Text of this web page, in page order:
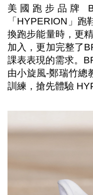
美國跑步品牌
「HYPERION」
換跑步能量時，更
加入，更加完整了
課表表現的需求。
由小旋風-鄭瑞竹總
訓練，搶先體驗